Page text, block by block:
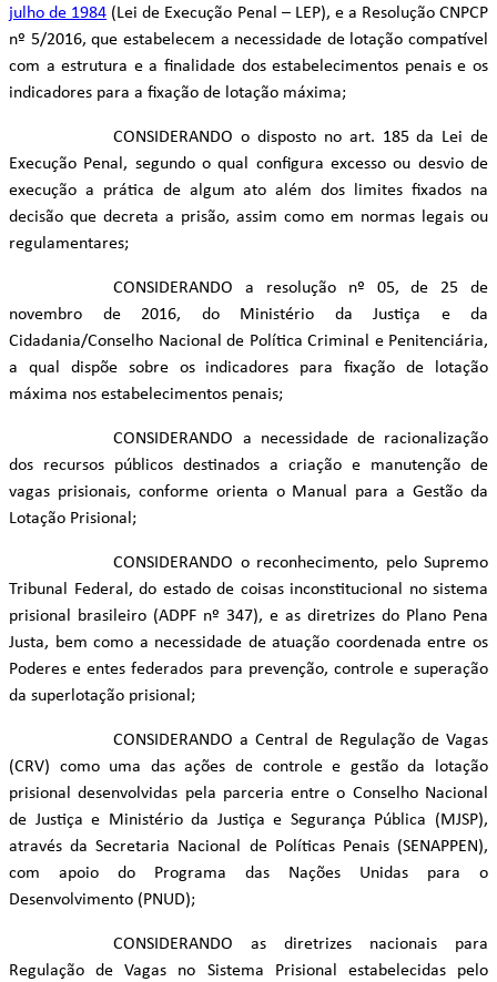
julho de 1984 (Lei de Execução Penal – LEP), e a Resolução CNPCP
nº 5/2016, que estabelecem a necessidade de lotação compatível
com a estrutura e a finalidade dos estabelecimentos penais e os
indicadores para a fixação de lotação máxima;
CONSIDERANDO o disposto no art. 185 da Lei de
Execução Penal, segundo o qual configura excesso ou desvio de
execução a prática de algum ato além dos limites fixados na
decisão que decreta a prisão, assim como em normas legais ou
regulamentares;
CONSIDERANDO a resolução nº 05, de 25 de
novembro de 2016, do Ministério da Justiça e da
Cidadania/Conselho Nacional de Política Criminal e Penitenciária,
a qual dispõe sobre os indicadores para fixação de lotação
máxima nos estabelecimentos penais;
CONSIDERANDO a necessidade de racionalização
dos recursos públicos destinados a criação e manutenção de
vagas prisionais, conforme orienta o Manual para a Gestão da
Lotação Prisional;
CONSIDERANDO o reconhecimento, pelo Supremo
Tribunal Federal, do estado de coisas inconstitucional no sistema
prisional brasileiro (ADPF nº 347), e as diretrizes do Plano Pena
Justa, bem como a necessidade de atuação coordenada entre os
Poderes e entes federados para prevenção, controle e superação
da superlotação prisional;
CONSIDERANDO a Central de Regulação de Vagas
(CRV) como uma das ações de controle e gestão da lotação
prisional desenvolvidas pela parceria entre o Conselho Nacional
de Justiça e Ministério da Justiça e Segurança Pública (MJSP),
através da Secretaria Nacional de Políticas Penais (SENAPPEN),
com apoio do Programa das Nações Unidas para o
Desenvolvimento (PNUD);
CONSIDERANDO as diretrizes nacionais para
Regulação de Vagas no Sistema Prisional estabelecidas pelo